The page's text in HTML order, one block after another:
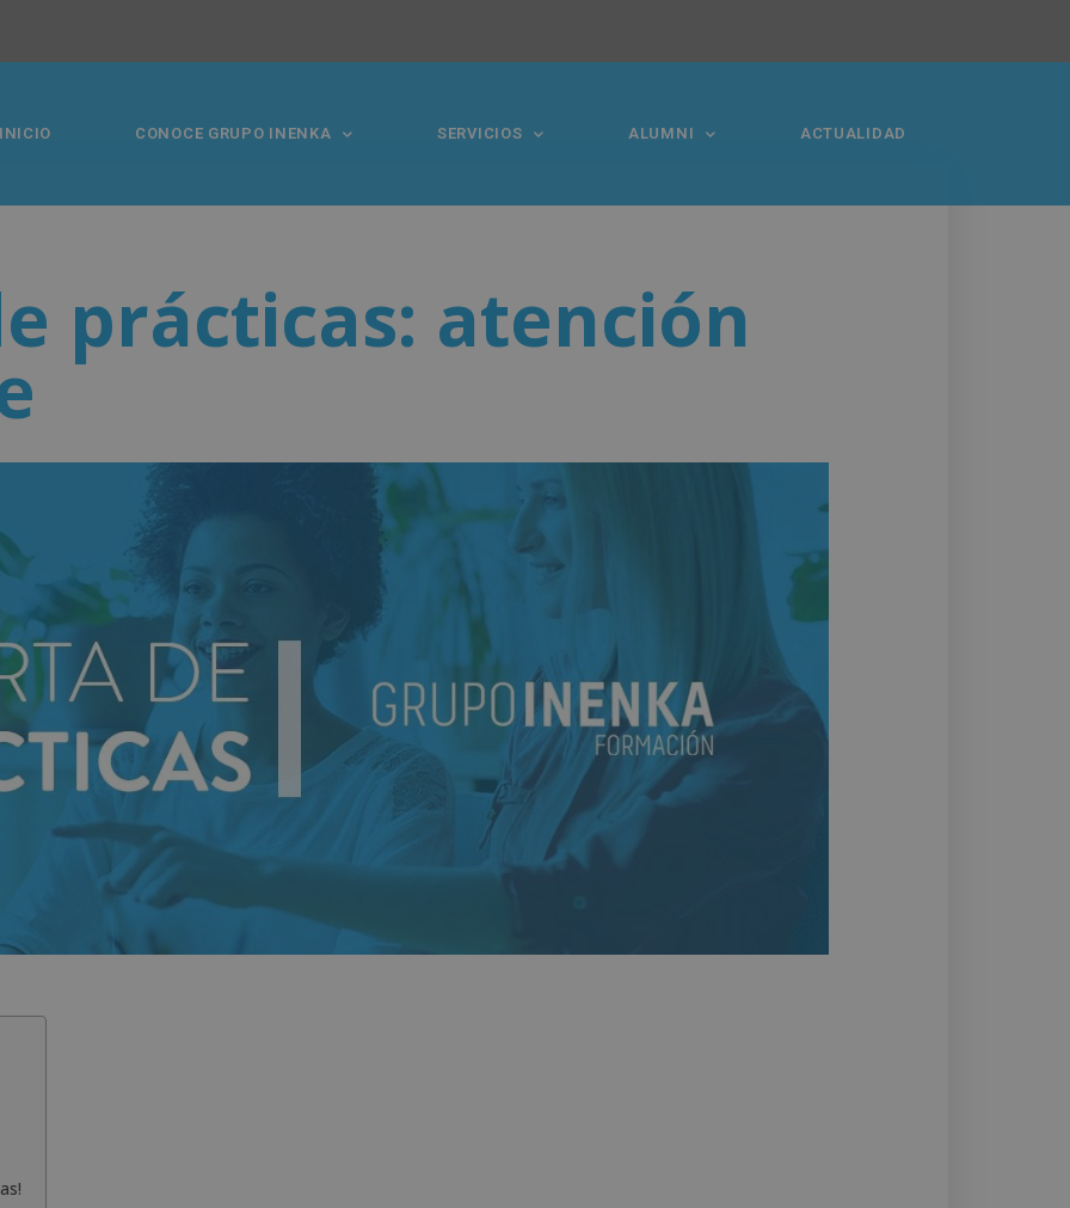
INICIO CONOCE GRUPO INENKA SERVICIOS ALUMNI ACTUALIDAD
prácticas: atención